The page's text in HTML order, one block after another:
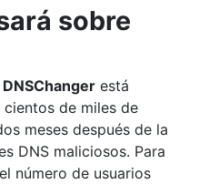
sobre
DNSChanger está
de miles de
meses después de la
DNS maliciosos. Para
número de usuarios